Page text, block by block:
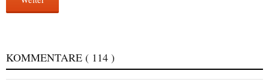
KOMMENTARE ( 114 )